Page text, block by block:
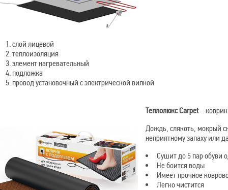
слой лицевой
теплоизоляция
элемент нагревательный
подложка
провод установочный с электрической вилкой
Теплолюкс Carpet–
Дождь, слякоть, мокрый
неприятному запаху или
Сушит до 5 пар обуви
Не боится воды
Имеет прочное
Легко чистится